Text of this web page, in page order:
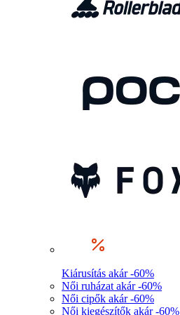
Kiárusítás akár -60%
Női ruházat akár -60%
Női cipők akár -60%
Női kiegészítők akár -60%